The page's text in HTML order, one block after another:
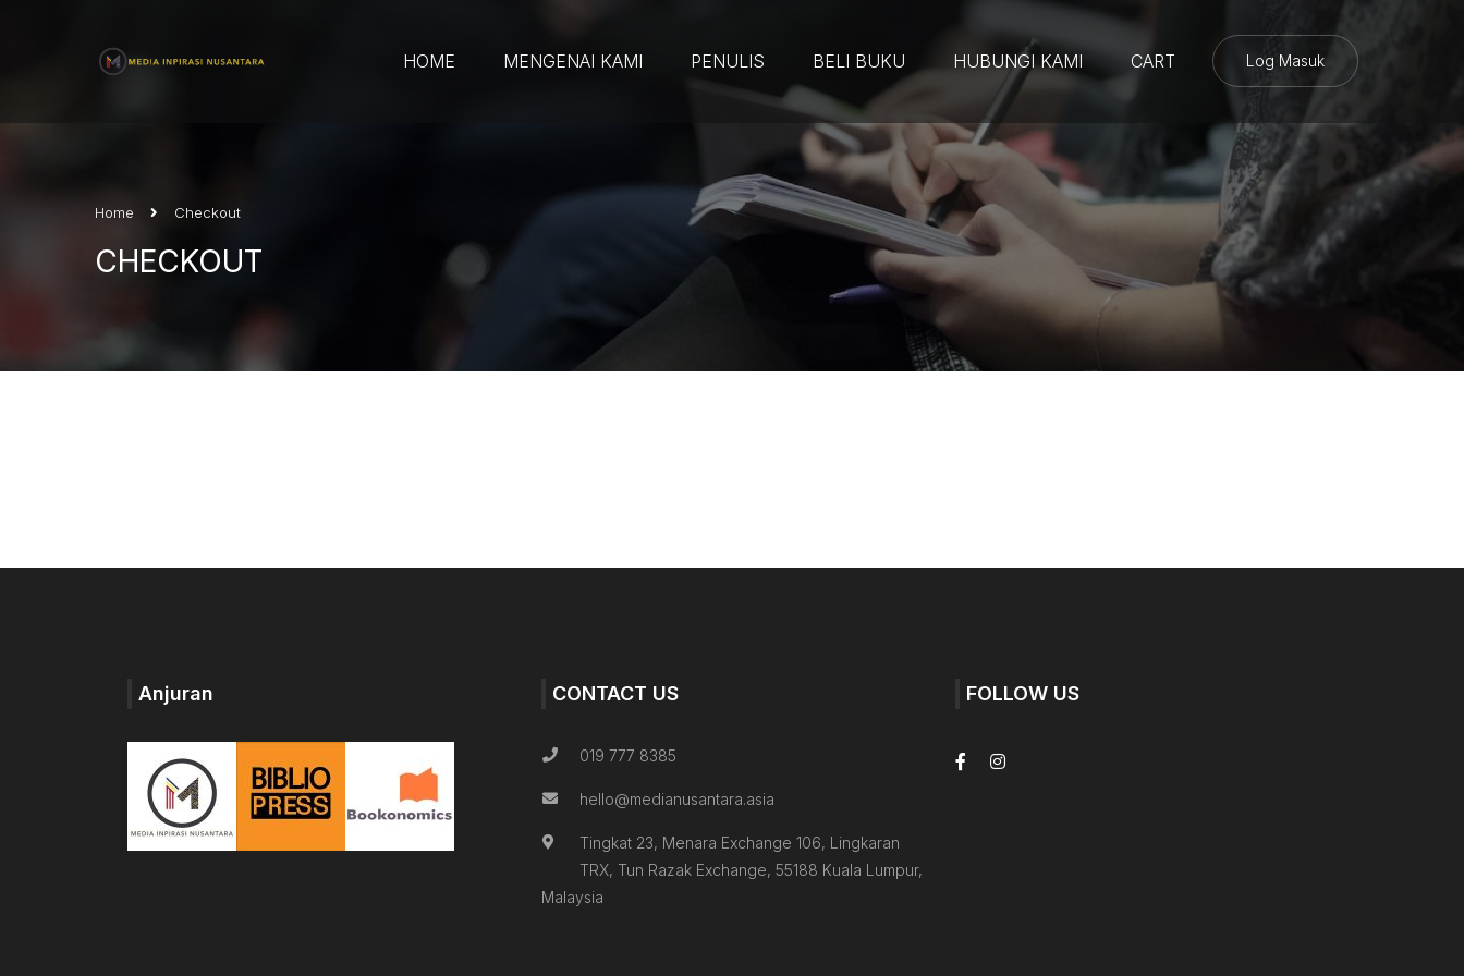
HOME MENGENAI KAMI PENULIS BELI BUKU HUBUNGI KAMI CART Log Masuk
Home Checkout
CHECKOUT
Anjuran CONTACT US
019 777 8385
hello@medianusantara.asia
Tingkat 23, Menara Exchange 106, Lingkaran
TRX, Tun Razak Exchange, 55188 Kuala Lumpur,
Malaysia
FOLLOW US